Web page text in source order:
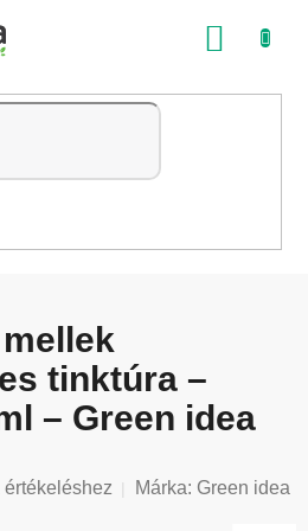
tinktúra –
– Green idea
értékeléshez Márka: Green idea